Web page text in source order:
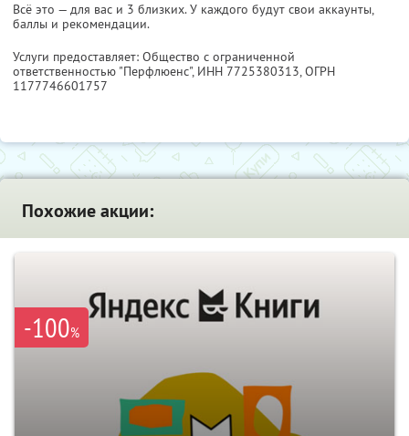
Всё это — для вас и 3 близких. У каждого будут свои аккаунты,
баллы и рекомендации.
Услуги предоставляет: Общество с ограниченной
ответственностью "Перфлюенс", ИНН 7725380313, ОГРН
1177746601757
Похожие акции:
-100%